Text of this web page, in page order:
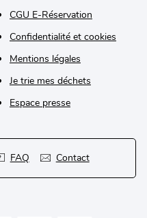
CGU E-Réservation
Confidentialité et cookies
Mentions légales
Je trie mes déchets
Espace presse
FAQ Contact